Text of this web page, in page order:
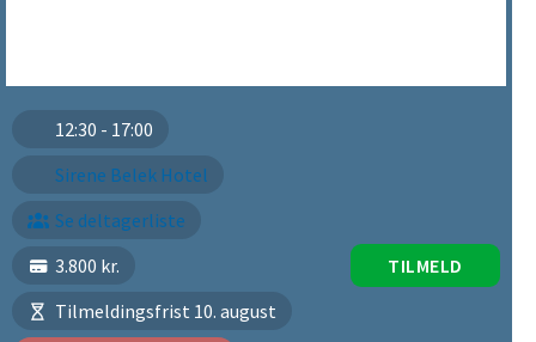
12:30 - 17:00
Sirene Belek Hotel
Se deltagerliste
3.800 kr.
Tilmeldingsfrist 10. august
TILMELD